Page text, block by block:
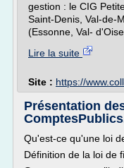
gestion : le CIG
Saint-Denis, Val-de-
(Essonne, Val-
Lire la suite
Site : https://
Présentation
Qu'est-ce qu'une loi
Définition de la loi de